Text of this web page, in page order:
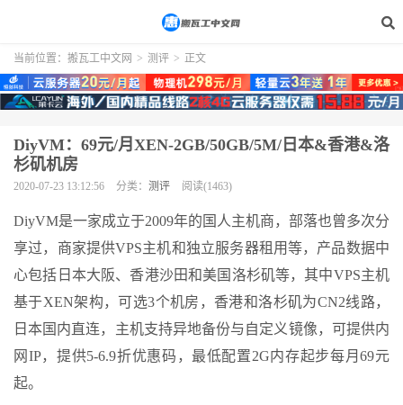
当前位置： 搬瓦工中文网 > 测评 > 正文
DiyVM：69元/月XEN-2GB/50GB/5M/日本&香港&洛
杉矶机房
2020-07-23 13:12:56 分类： 测评 阅读(1463)
DiyVM是一家成立于2009年的国人主机商，部落也曾多次分
享过，商家提供VPS主机和独立服务器租用等，产品数据中
心包括日本大阪、香港沙田和美国洛杉矶等，其中VPS主机
基于XEN架构，可选3个机房，香港和洛杉矶为CN2线路，
日本国内直连，主机支持异地备份与自定义镜像，可提供内
网IP，提供5-6.9折优惠码，最低配置2G内存起步每月69元
起。